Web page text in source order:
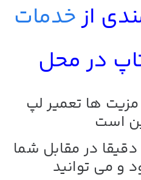
ازخدمات
در محل
ها تعمیر لپ
است
در مقابل شما
و می توانید